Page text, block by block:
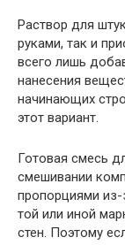
Раствор для
руками, так и
всего лишь
нанесения
начинающих
этот вариант.
Готовая смесь
смешивании
пропорциями из-
той или иной
стен. Поэтому